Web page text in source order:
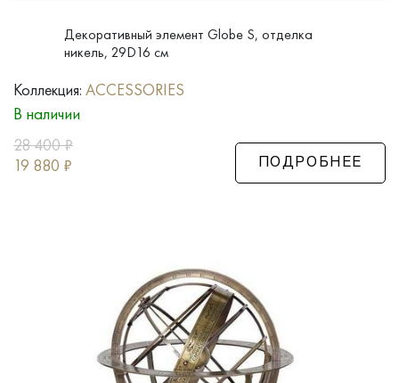
Декоративный элемент Globe S, отделка
никель, 29D16 см
Коллекция: ACCESSORIES
В наличии
28 400₽
19 880 ₽ ПОДРОБНЕЕ